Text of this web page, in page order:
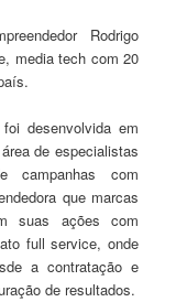
Rodrigo
media tech com 20
desenvolvida em
de especialistas
campanhas com
que marcas
suas ações com
full service, onde
a contratação e
de resultados.